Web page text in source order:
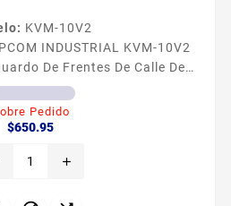
KVM-10V2
INDUSTRIAL KVM-10V2
De Frentes De Calle De
Funcionales
preparacioacuten para
Brinda proteccioacuten
sol llovizna polvo etc Sus
Pedido
$650.95Precio
add